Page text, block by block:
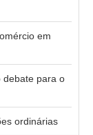
em
debate para o
ordinárias